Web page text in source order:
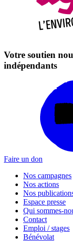
Votre soutien
indépendants
Faire un don
Nos campagnes
Nos actions
Nos
Espace presse
Qui sommes-
Contact
Emploi / stages
Bénévolat